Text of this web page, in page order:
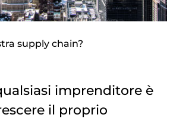
supply chain?
imprenditore è
il proprio